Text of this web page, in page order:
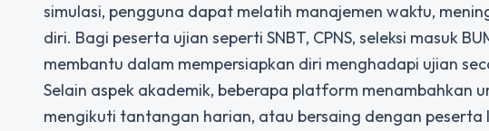
simulasi, pengguna dapat melatih manajemen waktu,
diri. Bagi peserta ujian seperti SNBT, CPNS, seleksi masuk
membantu dalam mempersiapkan diri menghadapi ujian
Selain aspek akademik, beberapa platform menambahkan
mengikuti tantangan harian, atau bersaing dengan peserta